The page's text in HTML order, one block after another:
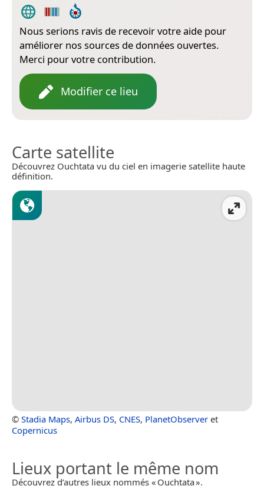
Nous serions ravis de recevoir votre aide pour
améliorer nos sources de données ouvertes.
Merci pour votre contribution.
Modifier ce lieu
Carte satellite
Découvrez Ouchtata vu du ciel en imagerie satellite haute
définition.
© Stadia Maps, Airbus DS, CNES, PlanetObserver et
Copernicus
Lieux portant le même nom
Découvrez d’autres lieux nommés « Ouchtata ».